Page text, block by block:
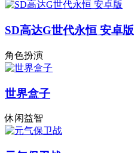
SD高达G世代永恒 安卓版
角色扮演
世界盒子
休闲益智